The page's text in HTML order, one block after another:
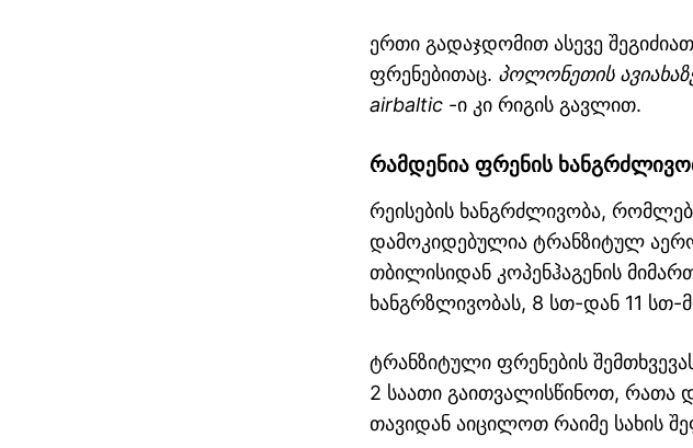
ერთი გადაჯდომით ასევე
ფრენებითაც. პოლონეთის
airbaltic -ი კი რიგის გავლით.
რამდენია ფრენის
რეისების ხანგრძლივობა,
დამოკიდებულია ტრანზიტულ
თბილისიდან კოპენჰაგენის
ხანგრზლივობას, 8 სთ-დან 11 სთ-
ტრანზიტული ფრენების
2 საათი გაითვალისწინოთ,
თავიდან აიცილოთ რაიმე სახის